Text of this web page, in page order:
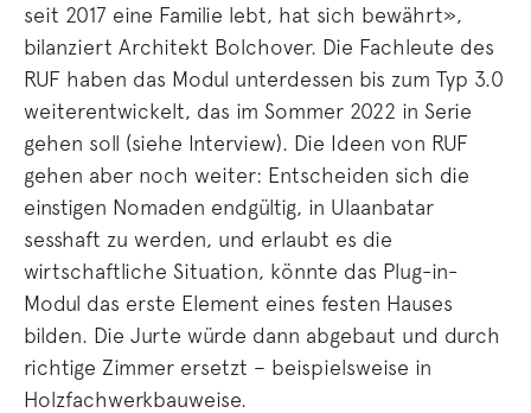
seit 2017 eine Familie lebt, hat sich bewährt»,
bilanziert Architekt Bolchover. Die Fachleute des
RUF haben das Modul unterdessen bis zum Typ 3.0
weiterentwickelt, das im Sommer 2022 in Serie
gehen soll (siehe Interview). Die Ideen von RUF
gehen aber noch weiter: Entscheiden sich die
einstigen Nomaden endgültig, in Ulaanbatar
sesshaft zu werden, und erlaubt es die
wirtschaftliche Situation, könnte das Plug-in-
Modul das erste Element eines festen Hauses
bilden. Die Jurte würde dann abgebaut und durch
richtige Zimmer ersetzt – beispielsweise in
Holzfachwerkbauweise.